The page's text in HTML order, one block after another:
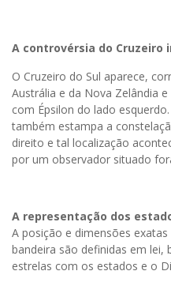
A controvérsia do Cruzeiro
O Cruzeiro do Sul aparece,
Austrália e da Nova Zelândia
com Épsilon do lado
também estampa a
direito e tal localização
por um observador situado
A representação dos
A posição e dimensões
bandeira são definidas em lei,
estrelas com os estados e o